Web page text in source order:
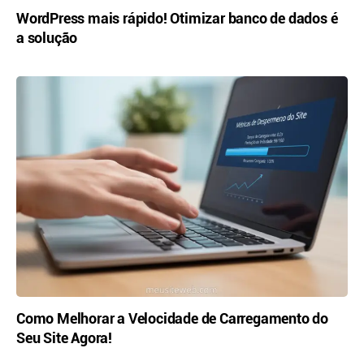
WordPress mais rápido! Otimizar banco de dados é
a solução
Como Melhorar a Velocidade de Carregamento do
Seu Site Agora!